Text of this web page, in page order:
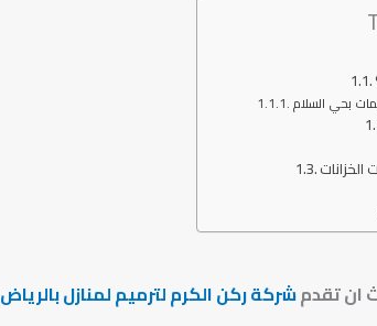
بحي السلام
ان تقدمشركة ركن الكرم لترميم لمنازل بالرياض